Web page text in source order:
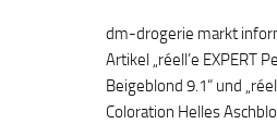
dm-drogerie markt
Artikel „réell’e EXPERT
Beigeblond 9.1“ und
Coloration Helles